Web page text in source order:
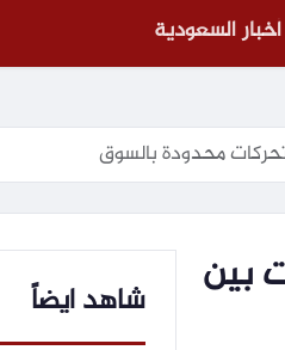
أخبار السعودية
31 مايو 2026.. تفاوت بين
شاهد ايضاً